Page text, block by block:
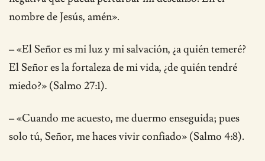
nombre de Jesús, amén».
– «El Señor es mi luz y mi salvación, ¿a quién temeré?
El Señor es la fortaleza de mi vida, ¿de quién tendré
miedo?» (Salmo 27:1).
– «Cuando me acuesto, me duermo enseguida; pues
solo tú, Señor, me haces vivir confiado» (Salmo 4:8).